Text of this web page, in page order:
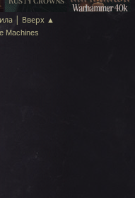
| Вверх ▲
Machines